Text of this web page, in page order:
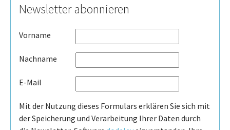
Newsletter abonnieren
Vorname
Nachname
E-Mail
Mit der Nutzung dieses Formulars erklären Sie sich mit
der Speicherung und Verarbeitung Ihrer Daten durch